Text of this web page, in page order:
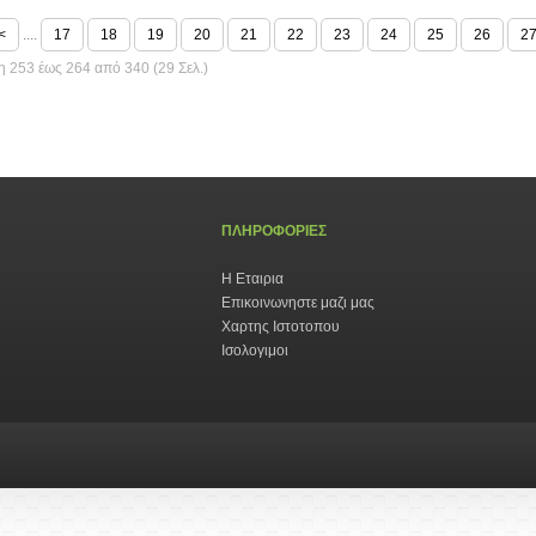
.... 17 18 19 20 21 22 23 24 25 26
27
253 έως 264 από 340 (29 Σελ.)
ΠΛΗΡΟΦΟΡΙΕΣ
Η Εταιρια
Επικοινωνηστε μαζι μας
Χαρτης Ιστοτοπου
Ισολογιμοι